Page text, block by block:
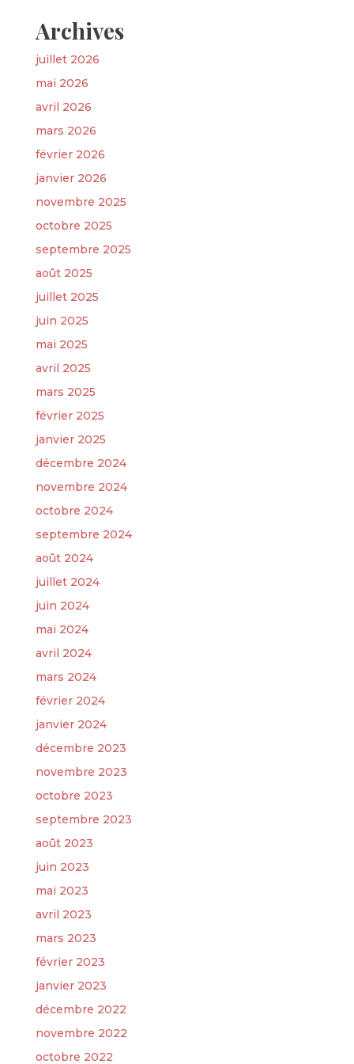
Archives
juillet 2026
mai 2026
avril 2026
mars 2026
février 2026
janvier 2026
novembre 2025
octobre 2025
septembre 2025
août 2025
juillet 2025
juin 2025
mai 2025
avril 2025
mars 2025
février 2025
janvier 2025
décembre 2024
novembre 2024
octobre 2024
septembre 2024
août 2024
juillet 2024
juin 2024
mai 2024
avril 2024
mars 2024
février 2024
janvier 2024
décembre 2023
novembre 2023
octobre 2023
septembre 2023
août 2023
juin 2023
mai 2023
avril 2023
mars 2023
février 2023
janvier 2023
décembre 2022
novembre 2022
octobre 2022